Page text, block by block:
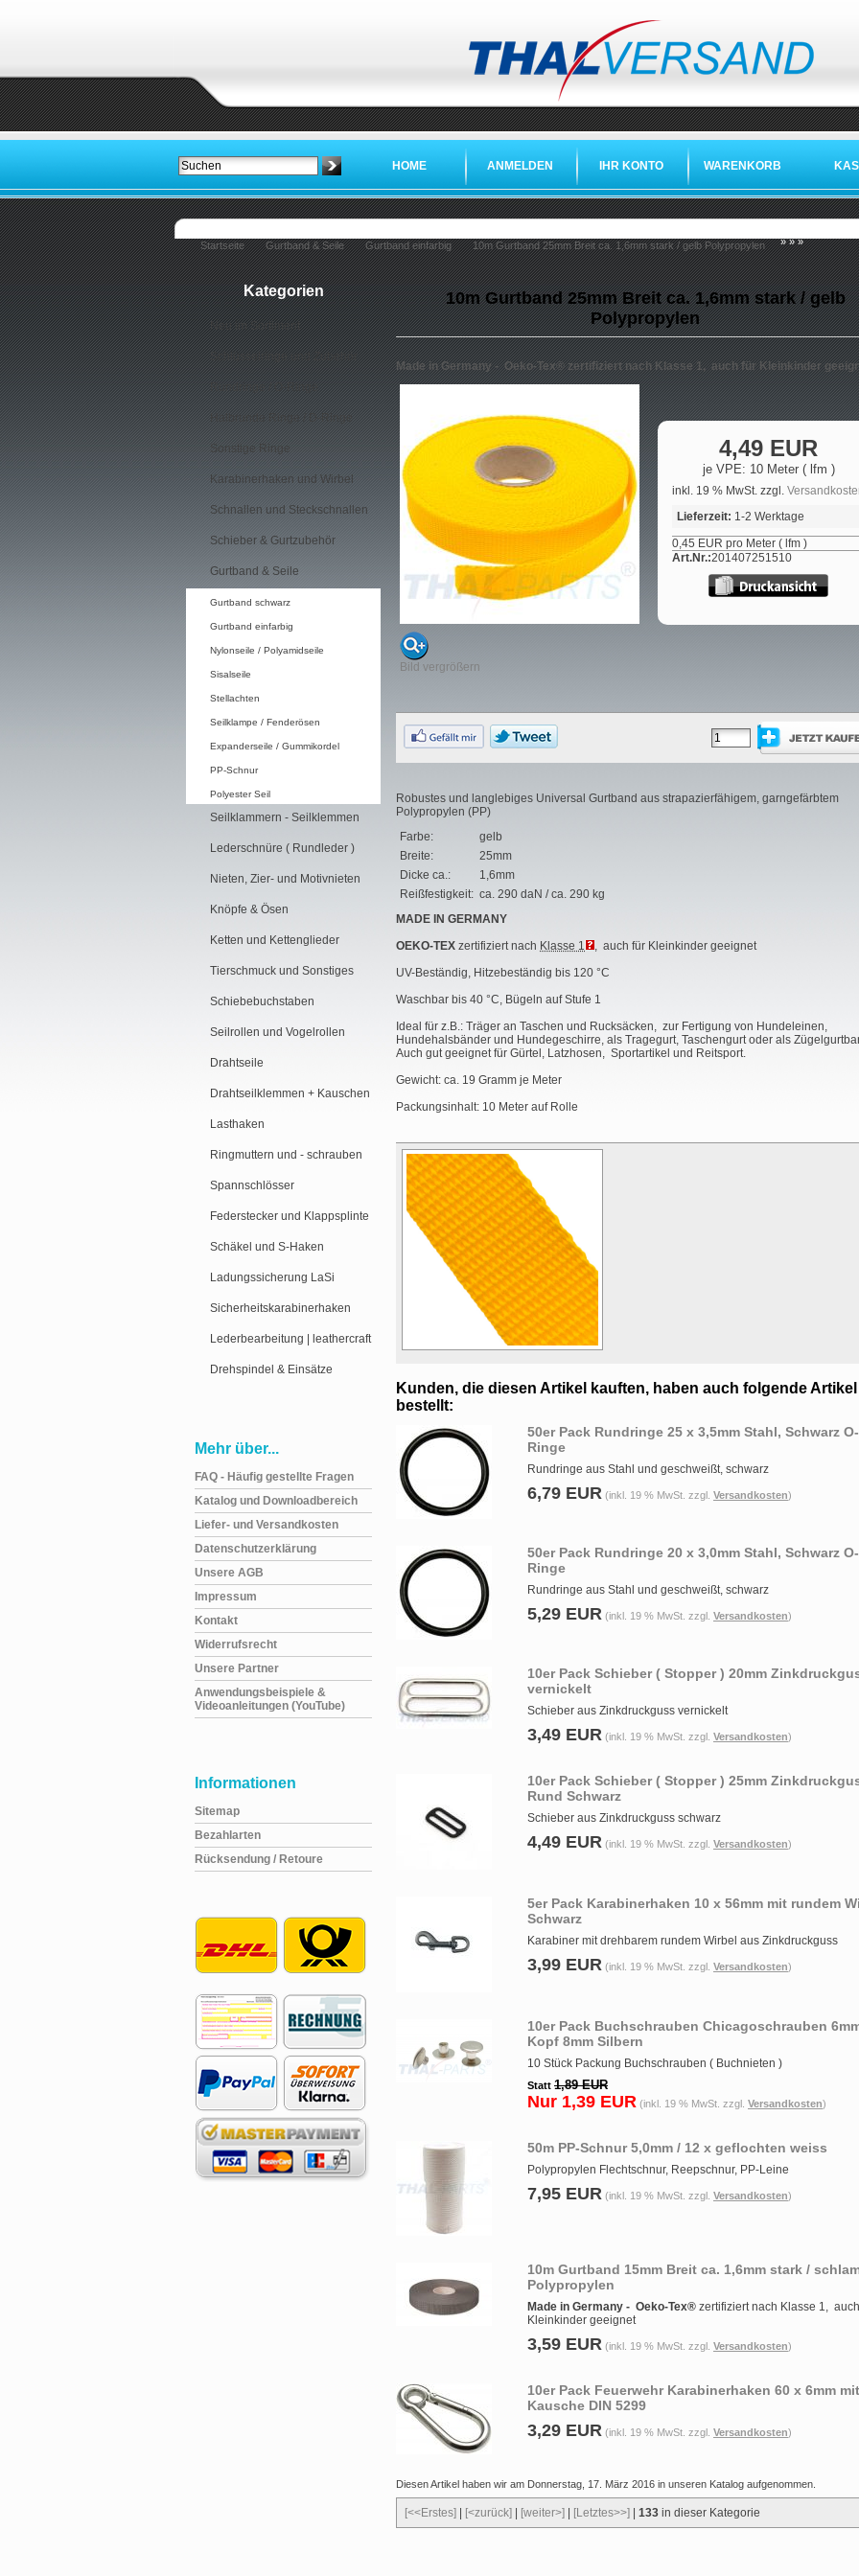
HOME ANMELDEN IHR KONTO WARENKORB
Startseite »
Gurtband & Seile »
Gurtband einfarbig »
10m Gurtband 25mm Breit ca. 1,6mm stark / gelb Polypropylen
Kategorien
Neu im Sortiment
Schlüsselringe und Zubehör
Rundringe / O-Ringe
Halbrunde Ringe / D-Ringe
Sonstige Ringe
Karabinerhaken und Wirbel
Schnallen und Steckschnallen
Schieber & Gurtzubehör
Gurtband & Seile
Gurtband schwarz
Gurtband einfarbig
Nylonseile / Polyamidseile
Sisalseile
Stellachten
Seilklampe / Fenderösen
Expanderseile / Gummikordel
PP-Schnur
Polyester Seil
Seilklammern - Seilklemmen
Lederschnüre ( Rundleder )
Nieten, Zier- und Motivnieten
Knöpfe & Ösen
Ketten und Kettenglieder
Tierschmuck und Sonstiges
Schiebebuchstaben
Seilrollen und Vogelrollen
Drahtseile
Drahtseilklemmen + Kauschen
Lasthaken
Ringmuttern und - schrauben
Spannschlösser
Federstecker und Klappsplinte
Schäkel und S-Haken
Ladungssicherung LaSi
Sicherheitskarabinerhaken
Lederbearbeitung | leathercraft
Drehspindel & Einsätze
Mehr über...
FAQ - Häufig gestellte Fragen
Katalog und Downloadbereich
Liefer- und Versandkosten
Datenschutzerklärung
Unsere AGB
Impressum
Kontakt
Widerrufsrecht
Unsere Partner
Anwendungsbeispiele &
Videoanleitungen (YouTube)
Informationen
Sitemap
Bezahlarten
Rücksendung / Retoure
10m Gurtband 25mm Breit ca. 1,6mm stark / gelb
Polypropylen
Made in Germany -Oeko-Tex®zertifiziert nach Klasse 1, auch für Kleinkinder
Bild vergrößern
4,49 EUR
je VPE: 10 Meter ( lfm )
inkl. 19 % MwSt. zzgl.
Lieferzeit: 1-2 Werktage
0,45 EUR pro Meter ( lfm )
Art.Nr.:201407251510
Robustes und langlebiges Universal Gurtband aus strapazierfähigem, garngefärbtem
Polypropylen (PP)
Farbe:
gelb
Breite:
25mm
Dicke ca.:
1,6mm
Reißfestigkeit: ca. 290 daN / ca. 290 kg
MADE IN GERMANY
OEKO-TEX zertifiziert nach Klasse 1
, auch für Kleinkinder geeignet
UV-Beständig, Hitzebeständig bis 120 °C
Waschbar bis 40 °C, Bügeln auf Stufe 1
Ideal für z.B.: Träger an Taschen und Rucksäcken, zur Fertigung von Hundeleinen,
Hundehalsbänder und Hundegeschirre, als Tragegurt, Taschengurt oder als
Auch gut geeignet für Gürtel, Latzhosen, Sportartikel und Reitsport.
Gewicht: ca. 19 Gramm je Meter
Packungsinhalt: 10 Meter auf Rolle
Kunden, die diesen Artikel kauften, haben auch folgende Artikel
bestellt:
50er Pack Rundringe 25 x 3,5mm Stahl, Schwarz O-
Ringe
Rundringe aus Stahl und geschweißt, schwarz
6,79 EUR (inkl. 19 % MwSt. zzgl. Versandkosten)
50er Pack Rundringe 20 x 3,0mm Stahl, Schwarz O-
Ringe
Rundringe aus Stahl und geschweißt, schwarz
5,29 EUR (inkl. 19 % MwSt. zzgl. Versandkosten)
10er Pack Schieber ( Stopper ) 20mm
vernickelt
Schieber aus Zinkdruckguss vernickelt
3,49 EUR (inkl. 19 % MwSt. zzgl. Versandkosten)
10er Pack Schieber ( Stopper ) 25mm
Rund Schwarz
Schieber aus Zinkdruckguss schwarz
4,49 EUR (inkl. 19 % MwSt. zzgl. Versandkosten)
5er Pack Karabinerhaken 10 x 56mm mit rundem
Schwarz
Karabiner mit drehbarem rundem Wirbel aus Zinkdruckguss
3,99 EUR (inkl. 19 % MwSt. zzgl. Versandkosten)
10er Pack Buchschrauben Chicagoschrauben
Kopf 8mm Silbern
10 Stück Packung Buchschrauben ( Buchnieten )
Statt 1,89 EUR
Nur 1,39 EUR (inkl. 19 % MwSt. zzgl. Versandkosten)
50m PP-Schnur 5,0mm / 12 x geflochten weiss
Polypropylen Flechtschnur, Reepschnur, PP-Leine
7,95 EUR (inkl. 19 % MwSt. zzgl. Versandkosten)
10m Gurtband 15mm Breit ca. 1,6mm stark /
Polypropylen
Made in Germany - Oeko-Tex® zertifiziert nach Klasse 1,
Kleinkinder geeignet
3,59 EUR (inkl. 19 % MwSt. zzgl. Versandkosten)
10er Pack Feuerwehr Karabinerhaken 60 x 6mm mit
Kausche DIN 5299
3,29 EUR (inkl. 19 % MwSt. zzgl. Versandkosten)
Diesen Artikel haben wir am Donnerstag, 17. März 2016 in unseren Katalog aufgenommen.
[<<Erstes] [<zurück] [weiter>] [Letztes>>] 133 in dieser Kategorie